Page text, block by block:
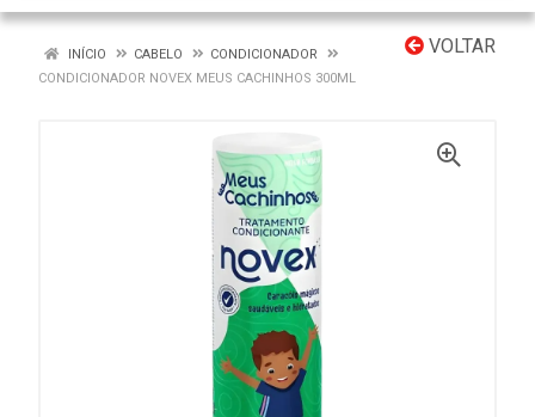
VOLTAR
INÍCIO CABELO
CONDICIONADOR
CONDICIONADOR NOVEX MEUS CACHINHOS 300ML